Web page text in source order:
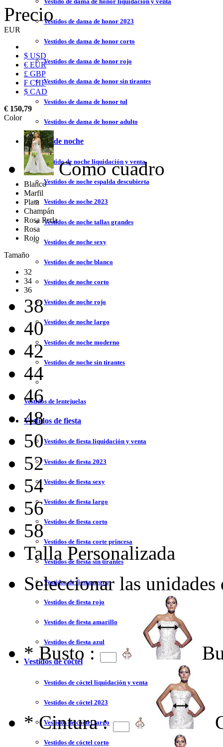
Vestidos de dama de honor 2023
Vestidos de dama de honor corto
Vestidos de dama de honor rojo
Vestidos de dama de honor sin tirantes
Vestidos de dama de honor tul
Vestidos de dama de honor adulto
Vestidos de noche
Vestido de noche liquidación y venta
Vestidos de noche espalda descubierta
Vestidos de noche 2023
Vestidos de noche tallas grandes
Vestidos de noche sexy
Vestidos de noche blanco
Vestidos de noche corto
Vestidos de noche rojo
Vestidos de noche largo
Vestidos de noche moderno
Vestidos de noche sin tirantes
Vestidos de lentejuelas
Vestidos de fiesta
Vestidos de fiesta liquidación y venta
Vestidos de fiesta 2023
Vestidos de fiesta sexy
Vestidos de fiesta largo
Vestidos de fiesta corto
Vestidos de fiesta corte princesa
Vestidos de fiesta sin tirantes
Vestidos de fiesta negro
Vestidos de fiesta rojo
Vestidos de fiesta amarillo
Vestidos de fiesta azul
Vestidos de cóctel
Vestidos de cóctel liquidación y venta
Vestidos de cóctel 2023
Vestidos de cóctel largo
Vestidos de cóctel corto
Precio
EUR
$ USD
€ EUR
£ GBP
₣ CHF
$ CAD
€ 150,79
Color
Como cuadro
Blanco
Marfil
Plata
Champán
Rosa Perla
Rosa
Rojo
Tamaño
32
34
36
38
40
42
44
46
48
50
52
54
56
58
Talla Personalizada
Seleccionar las
* Busto :
* Cintura :